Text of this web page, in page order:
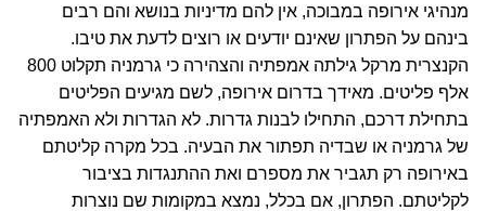
מנהיגי אירופה במבוכה, אין להם מדיניות בנושא והם רבים
בינהם על הפתרון שאינם יודעים או רוצים לדעת את טיבו.
הקנצרית מרקל גילתה אמפתיה והצהירה כי גרמניה תקלוט 800
אלף פליטים. מאידך בדרום אירופה, לשם מגיעים הפליטים
בתחילת דרכם, התחילו לבנות גדרות. לא הגדרות ולא האמפתיה
של גרמניה או שבדיה תפתור את הבעיה. בכל מקרה קליטתם
באירופה רק תגביר את מספרם ואת ההתנגדות בציבור
לקליטתם. הפתרון, אם בכלל, נמצא במקומות שם נוצרות